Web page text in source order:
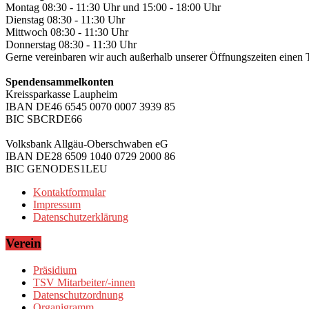
Montag 08:30 - 11:30 Uhr und 15:00 - 18:00 Uhr
Dienstag 08:30 - 11:30 Uhr
Mittwoch 08:30 - 11:30 Uhr
Donnerstag 08:30 - 11:30 Uhr
Gerne vereinbaren wir auch außerhalb unserer Öffnungszeiten einen
Spendensammelkonten
Kreissparkasse Laupheim
IBAN DE46 6545 0070 0007 3939 85
BIC SBCRDE66
Volksbank Allgäu-Oberschwaben eG
IBAN DE28 6509 1040 0729 2000 86
BIC GENODES1LEU
Kontaktformular
Impressum
Datenschutzerklärung
Verein
Präsidium
TSV Mitarbeiter/-innen
Datenschutzordnung